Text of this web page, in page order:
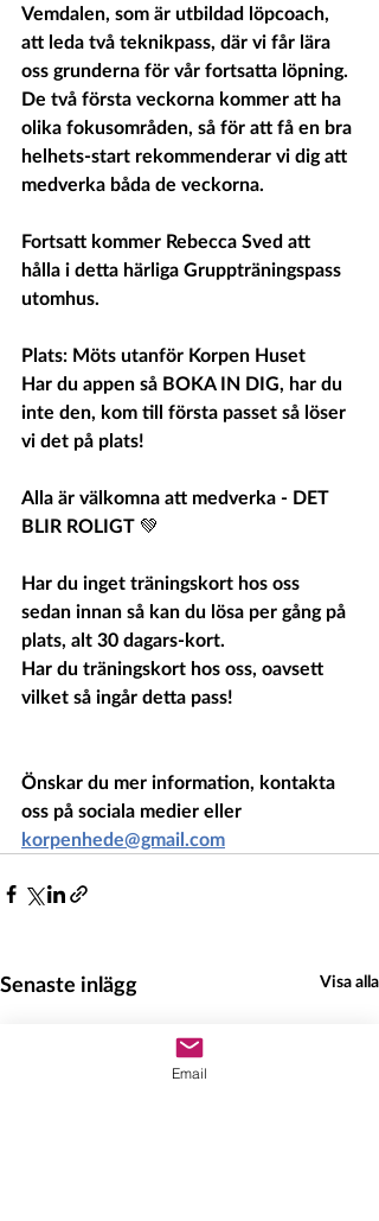
Vemdalen, som är utbildad löpcoach,
att leda två teknikpass, där vi får lära
oss grunderna för vår fortsatta löpning.
De två första veckorna kommer att ha
olika fokusområden, så för att få en bra
helhets-start rekommenderar vi dig att
medverka båda de veckorna.
Fortsatt kommer Rebecca Sved att
hålla i detta härliga Gruppträningspass
utomhus.
Plats: Möts utanför Korpen Huset
Har du appen så BOKA IN DIG, har du
inte den, kom till första passet så löser
vi det på plats!
Alla är välkomna att medverka - DET
BLIR ROLIGT 💚
Har du inget träningskort hos oss
sedan innan så kan du lösa per gång på
plats, alt 30 dagars-kort.
Har du träningskort hos oss, oavsett
vilket så ingår detta pass!
Önskar du mer information, kontakta
oss på sociala medier eller
korpenhede@gmail.com
Senaste inlägg Visa alla
Email